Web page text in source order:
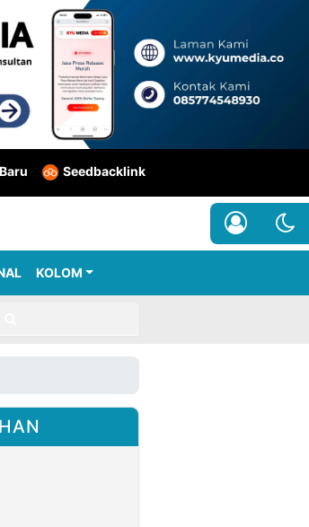
Seedbacklink
KOLOM